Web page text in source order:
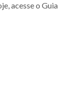
acesse o Guia